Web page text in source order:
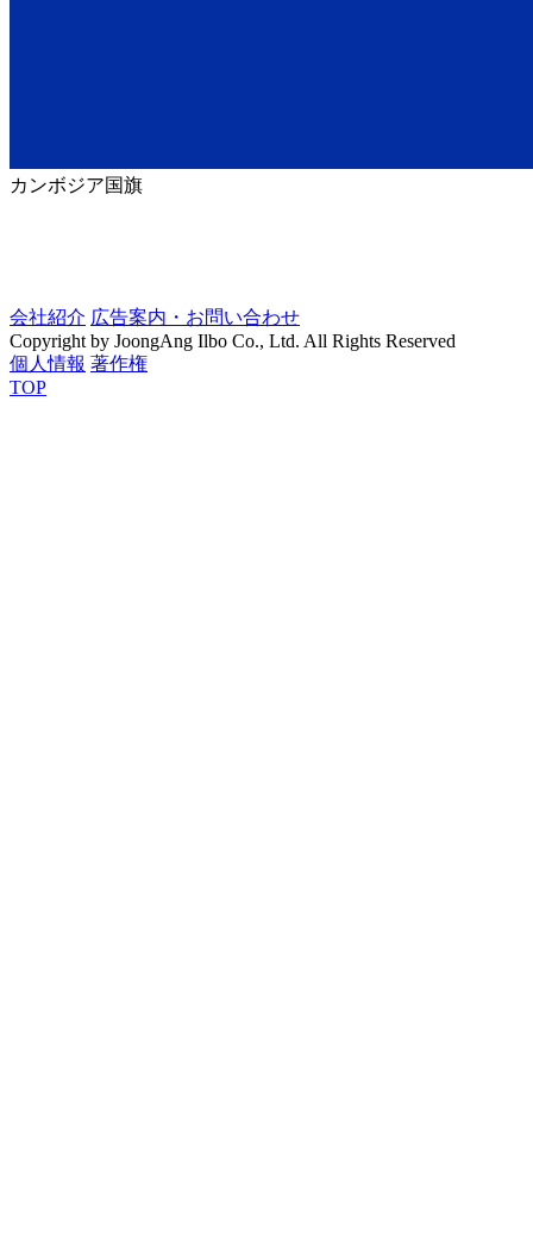
カンボジア国旗
会社紹介 広告案内・お問い合わせ
Copyright by JoongAng Ilbo Co., Ltd. All Rights Reserved
個人情報 著作権
TOP